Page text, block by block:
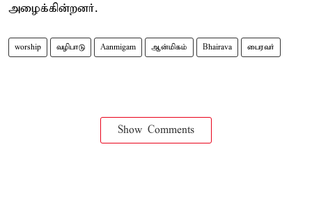
அழைக்கின்றனர்.
worship வழிபாடு Aanmigam ஆன்மிகம் Bhairava பைரவர்
Show Comments